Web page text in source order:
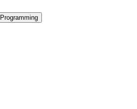
Programming